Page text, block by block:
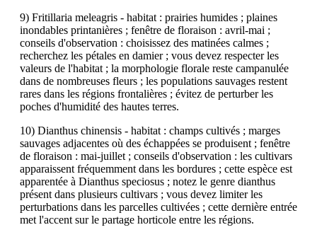
9) Fritillaria meleagris - habitat : prairies humides ; plaines
inondables printanières ; fenêtre de floraison : avril-mai ;
conseils d'observation : choisissez des matinées calmes ;
recherchez les pétales en damier ; vous devez respecter les
valeurs de l'habitat ; la morphologie florale reste campanulée
dans de nombreuses fleurs ; les populations sauvages restent
rares dans les régions frontalières ; évitez de perturber les
poches d'humidité des hautes terres.
10) Dianthus chinensis - habitat : champs cultivés ; marges
sauvages adjacentes où des échappées se produisent ; fenêtre
de floraison : mai-juillet ; conseils d'observation : les cultivars
apparaissent fréquemment dans les bordures ; cette espèce est
apparentée à Dianthus speciosus ; notez le genre dianthus
présent dans plusieurs cultivars ; vous devez limiter les
perturbations dans les parcelles cultivées ; cette dernière entrée
met l'accent sur le partage horticole entre les régions.